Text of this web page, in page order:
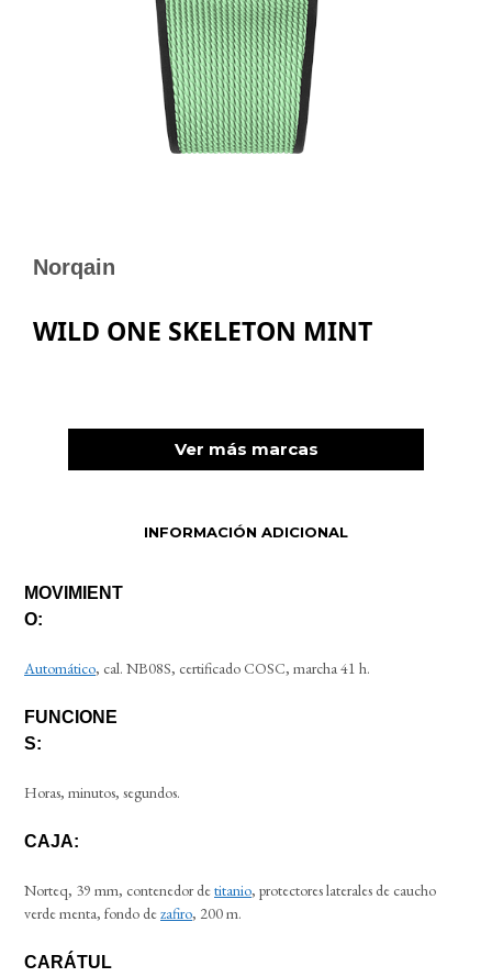
Norqain
WILD ONE SKELETON MINT
Ver más marcas
INFORMACIÓN ADICIONAL
MOVIMIENT
O:
Automático, cal. NB08S, certificado COSC, marcha 41 h.
FUNCIONE
S:
Horas, minutos, segundos.
CAJA:
Norteq, 39 mm, contenedor detitanio, protectores laterales de caucho
verde menta, fondo dezafiro, 200 m.
CARÁTUL